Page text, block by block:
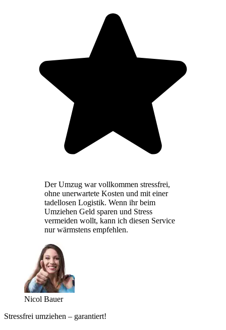
Der Umzug war vollkommen stressfrei,
ohne unerwartete Kosten und mit einer
tadellosen Logistik. Wenn ihr beim
Umziehen Geld sparen und Stress
vermeiden wollt, kann ich diesen Service
nur wärmstens empfehlen.
Nicol Bauer
Stressfrei umziehen – garantiert!